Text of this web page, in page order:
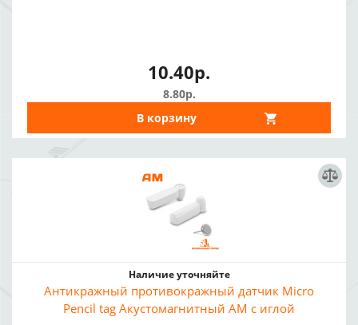
10.40р.
8.80р.
В корзину
Наличие уточняйте
Антикражный противокражный датчик Micro
Pencil tag Акустомагнитный АМ с иглой